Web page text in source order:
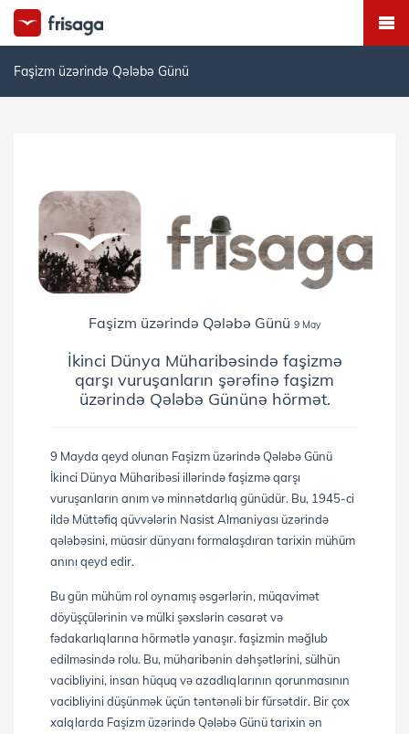
Faşizm üzərində Qələbə Günü
Faşizm üzərində Qələbə Günü 9 May
İkinci Dünya Müharibəsində faşizmə
qarşı vuruşanların şərəfinə faşizm
üzərində Qələbə Gününə hörmət.
9 Mayda qeyd olunan Faşizm üzərində Qələbə Günü
İkinci Dünya Müharibəsi illərində faşizmə qarşı
vuruşanların anım və minnətdarlıq günüdür. Bu, 1945-ci
ildə Müttəfiq qüvvələrin Nasist Almaniyası üzərində
qələbəsini, müasir dünyanı formalaşdıran tarixin mühüm
anını qeyd edir.
Bu gün mühüm rol oynamış əsgərlərin, müqavimət
döyüşçülərinin və mülki şəxslərin cəsarət və
fədakarlıqlarına hörmətlə yanaşır. faşizmin məğlub
edilməsində rolu. Bu, müharibənin dəhşətlərini, sülhün
vacibliyini, insan hüquq və azadlıqlarının qorunmasının
vacibliyini düşünmək üçün təntənəli bir fürsətdir. Bir çox
xalqlarda Faşizm üzərində Qələbə Günü tarixin ən